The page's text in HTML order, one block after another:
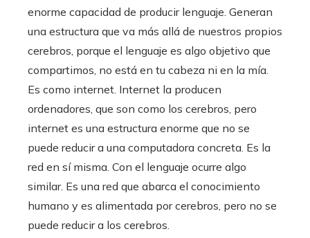
enorme capacidad de producir lenguaje. Generan
una estructura que va más allá de nuestros propios
cerebros, porque el lenguaje es algo objetivo que
compartimos, no está en tu cabeza ni en la mía.
Es como internet. Internet la producen
ordenadores, que son como los cerebros, pero
internet es una estructura enorme que no se
puede reducir a una computadora concreta. Es la
red en sí misma. Con el lenguaje ocurre algo
similar. Es una red que abarca el conocimiento
humano y es alimentada por cerebros, pero no se
puede reducir a los cerebros.